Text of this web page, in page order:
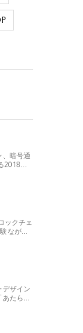
、暗号通
2018…
ックチェ
験なが…
デザイン
あたら…